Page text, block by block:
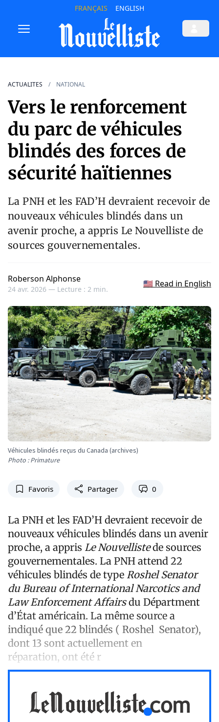
FRANÇAIS ENGLISH
ACTUALITES NATIONAL
Vers le renforcement
du parc de véhicules
blindés des forces de
sécurité haïtiennes
La PNH et les FAD’H devraient recevoir de
nouveaux véhicules blindés dans un
avenir proche, a appris Le Nouvelliste de
sources gouvernementales.
Roberson Alphonse
24 avr. 2026 — Lecture : 2 min.
🇺🇸 Read in English
Véhicules blindés reçus du Canada (archives)
Photo : Primature
Favoris Partager 0
La PNH et les FAD’H devraient recevoir de
nouveaux véhicules blindés dans un avenir
proche, a appris Le Nouvellistede sources
gouvernementales. La PNH attend 22
véhicules blindés de type Roshel Senator
du Bureau of International Narcotics and
Law Enforcement Affairsdu Départment
d’État américain. La même source a
indiqué que 22 blindés ( Roshel Senator),
dont 13 sont actuellement en
réparation, ont été r